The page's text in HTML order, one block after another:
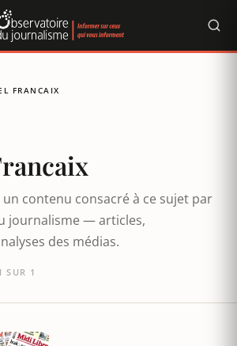
FRANCAIX
un contenu consacré à ce sujet par
journalisme — articles,
des médias.
SUR 1
cookies